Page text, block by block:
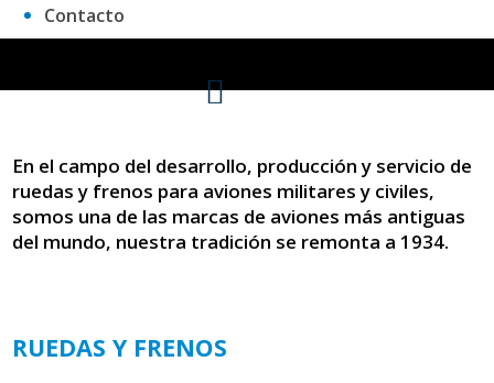
Contacto
En el campo del desarrollo, producción y servicio de
ruedas y frenos para aviones militares y civiles,
somos una de las marcas de aviones más antiguas
del mundo, nuestra tradición se remonta a 1934.
RUEDAS Y FRENOS